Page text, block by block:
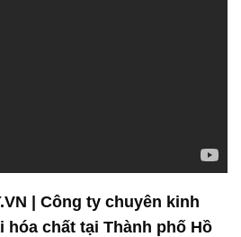
| Công ty chuyên kinh
chất tại Thành phố Hồ